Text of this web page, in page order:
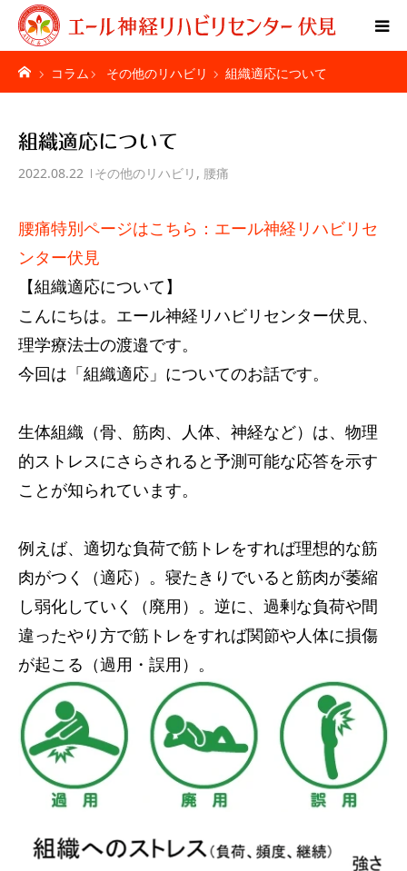
コラム その他のリハビリ 組織適応について
組織適応について
2022.08.22 その他のリハビリ , 腰痛
腰痛特別ページはこちら：エール神経リハビリセ
ンター伏見
【組織適応について】
こんにちは。エール神経リハビリセンター伏見、
理学療法士の渡邉です。
今回は「組織適応」についてのお話です。
生体組織（骨、筋肉、人体、神経など）は、物理
的ストレスにさらされると予測可能な応答を示す
ことが知られています。
例えば、適切な負荷で筋トレをすれば理想的な筋
肉がつく（適応）。寝たきりでいると筋肉が萎縮
し弱化していく（廃用）。逆に、過剰な負荷や間
違ったやり方で筋トレをすれば関節や人体に損傷
が起こる（過用・誤用）。
Home
特別リハビリ体験
ご利用者様の声
疾患別ページ
料金表
お問い合わせ
施設紹介
サービス内容
アクセス
コラム